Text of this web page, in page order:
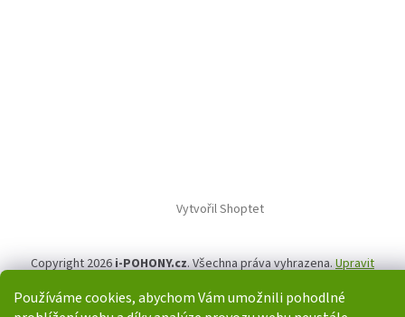
Používáme cookies, abychom Vám umožnili pohodlné
Vytvořil Shoptet
Copyright 2026i-POHONY.cz. Všechna práva vyhrazena.Upravit